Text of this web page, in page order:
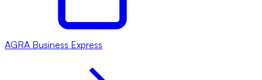
AGRA Business Express